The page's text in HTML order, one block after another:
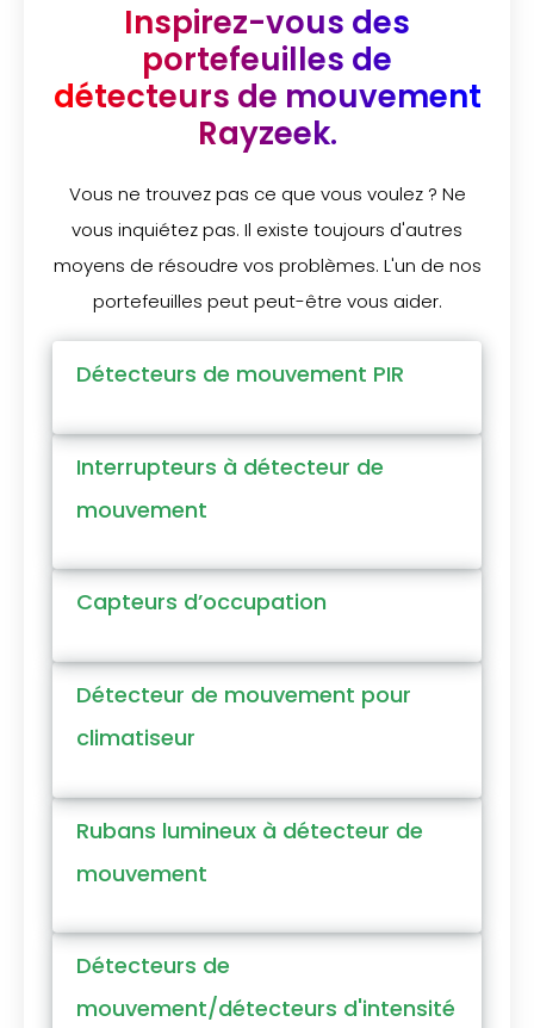
Inspirez-vous des
portefeuilles de
détecteurs de mouvement
Rayzeek.
Vous ne trouvez pas ce que vous voulez ? Ne
vous inquiétez pas. Il existe toujours d'autres
moyens de résoudre vos problèmes. L'un de nos
portefeuilles peut peut-être vous aider.
Détecteurs de mouvement PIR
Interrupteurs à détecteur de
mouvement
Capteurs d’occupation
Détecteur de mouvement pour
climatiseur
Rubans lumineux à détecteur de
mouvement
Détecteurs de
mouvement/détecteurs d'intensité